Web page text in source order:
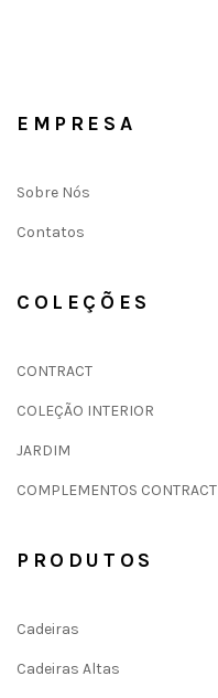
EMPRESA
Sobre Nós
Contatos
COLEÇÕES
CONTRACT
COLEÇÃO INTERIOR
JARDIM
COMPLEMENTOS CONTRACT
PRODUTOS
Cadeiras
Cadeiras Altas